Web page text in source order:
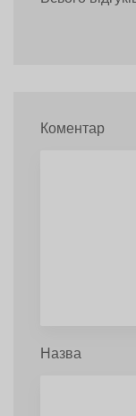
Коментар
Назва